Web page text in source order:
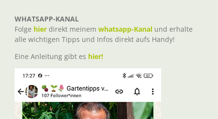
WHATSAPP-KANAL
Folge hier direkt meinem whatsapp-Kanal und erhalte
alle wichtigen Tipps und Infos direkt aufs Handy!
Eine Anleitung gibt es hier!